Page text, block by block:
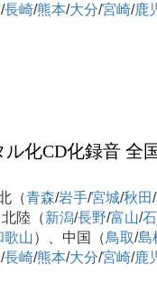
/長崎/熊本/大分/宮崎/鹿
化CD化録音 全
（青森/岩手/宮城/秋田/
陸（新潟/長野/富山/石
歌山）、中国（鳥取/島
/長崎/熊本/大分/宮崎/鹿